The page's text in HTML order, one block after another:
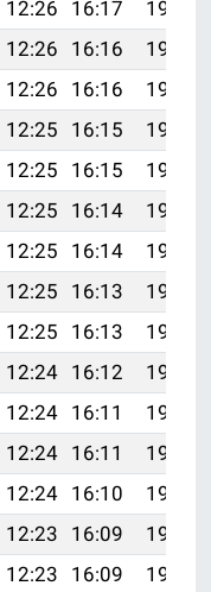
12:26 16:17
19:30
12:26 16:16
19:29
12:26 16:16
19:27
12:25 16:15
19:26
12:25 16:15
19:25
12:25 16:14
19:24
12:25 16:14
19:22
12:25 16:13
19:21
12:25 16:13
19:20
12:24 16:12
19:18
12:24 16:11
19:17
12:24 16:11
19:16
12:24 16:10
19:14
12:23 16:09
19:13
12:23 16:09
19:11